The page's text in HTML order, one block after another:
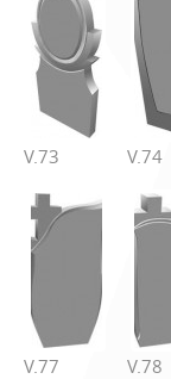
V.73 V.74
V.77 V.78